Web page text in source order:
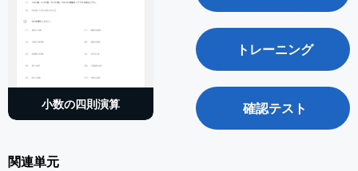
小数の四則演算
トレーニング
確認テスト
関連単元